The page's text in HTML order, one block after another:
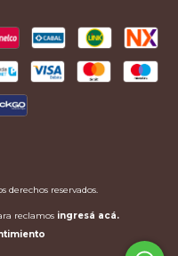
derechos reservados.
reclamos ingresá acá.